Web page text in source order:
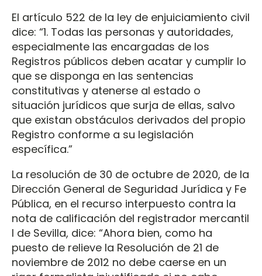
El artículo 522 de la ley de enjuiciamiento civil
dice: “1. Todas las personas y autoridades,
especialmente las encargadas de los
Registros públicos deben acatar y cumplir lo
que se disponga en las sentencias
constitutivas y atenerse al estado o
situación jurídicos que surja de ellas, salvo
que existan obstáculos derivados del propio
Registro conforme a su legislación
específica.”
La resolución de 30 de octubre de 2020, de la
Dirección General de Seguridad Jurídica y Fe
Pública, en el recurso interpuesto contra la
nota de calificación del registrador mercantil
I de Sevilla, dice: “Ahora bien, como ha
puesto de relieve la Resolución de 21 de
noviembre de 2012 no debe caerse en un